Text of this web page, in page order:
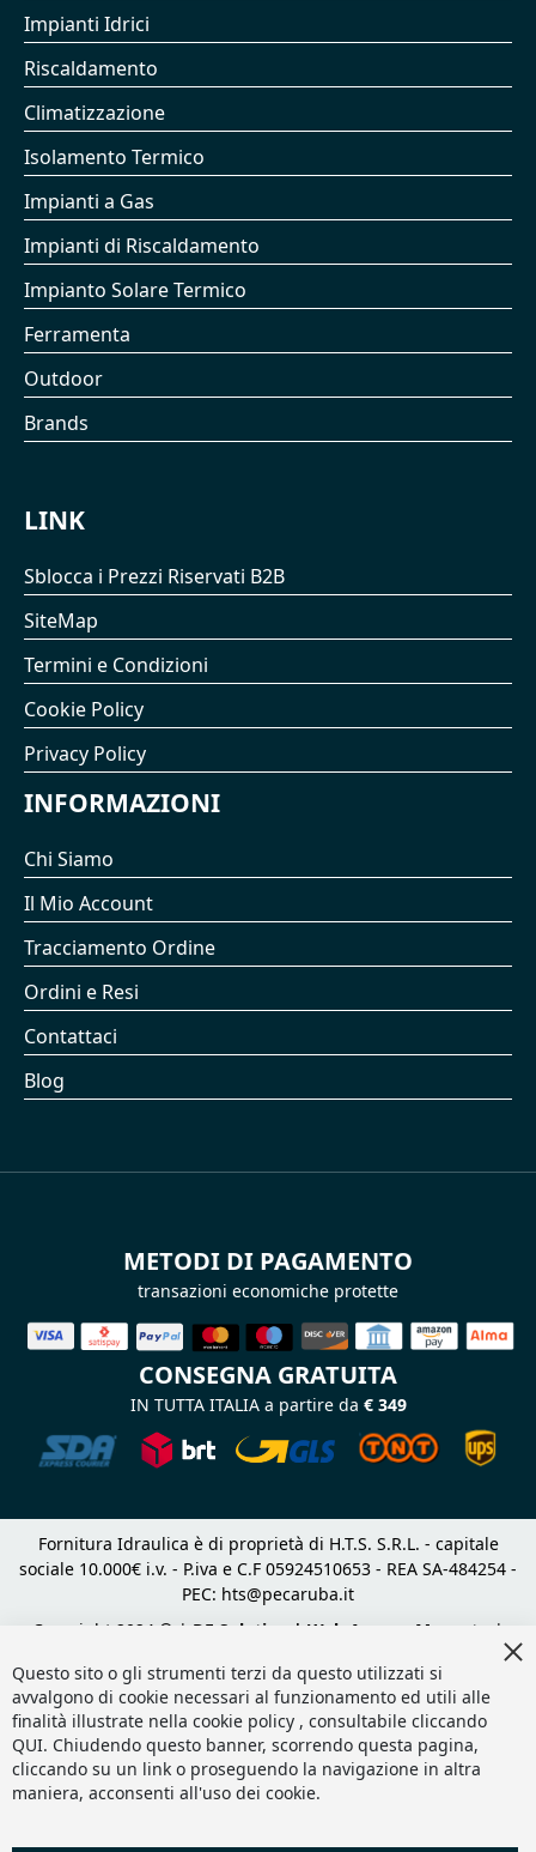
Impianti Idrici
Riscaldamento
Climatizzazione
Isolamento Termico
Impianti a Gas
Impianti di Riscaldamento
Impianto Solare Termico
Ferramenta
Outdoor
Brands
LINK
Sblocca i Prezzi Riservati B2B
SiteMap
Termini e Condizioni
Cookie Policy
Privacy Policy
INFORMAZIONI
Chi Siamo
Il Mio Account
Tracciamento Ordine
Ordini e Resi
Contattaci
Blog
METODI DI PAGAMENTO
transazioni economiche protette
CONSEGNA GRATUITA
IN TUTTA ITALIA a partire da € 349
Fornitura Idraulica è di proprietà di H.T.S. S.R.L. - capitale
sociale 10.000€ i.v. - P.iva e C.F 05924510653 - REA SA-484254 -
PEC: hts@pecaruba.it
Copyright 2024 © | DF Solution | Web Agency Magento
|
Questo sito o gli strumenti terzi da questo utilizzati si
avvalgono di cookie necessari al funzionamento ed utili alle
finalità illustrate nella cookie policy , consultabile cliccando
QUI. Chiudendo questo banner, scorrendo questa pagina,
cliccando su un link o proseguendo la navigazione in altra
maniera, acconsenti all'uso dei cookie.